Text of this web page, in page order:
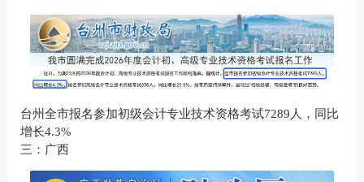
台州全市报名参加初级会计专业技术资格考试7289人，同比
增长4.3%
三：广西